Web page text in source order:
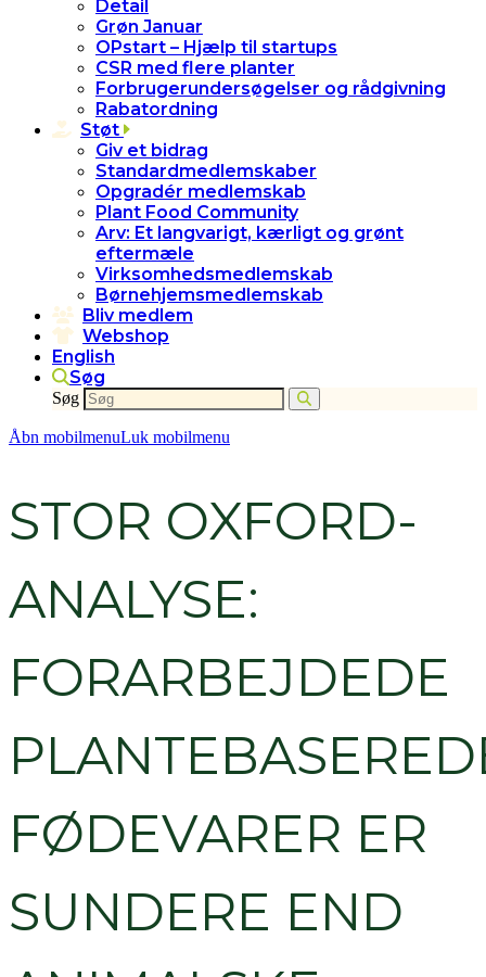
Detail
Grøn Januar
OPstart – Hjælp til startups
CSR med flere planter
Forbrugerundersøgelser og rådgivning
Rabatordning
Støt
Giv et bidrag
Standardmedlemskaber
Opgradér medlemskab
Plant Food Community
Arv: Et langvarigt, kærligt og grønt
eftermæle
Virksomhedsmedlemskab
Børnehjemsmedlemskab
Bliv medlem
Webshop
English
Søg
Søg
Åbn mobilmenuLuk mobilmenu
STOR OXFORD-
ANALYSE:
FORARBEJDEDE
FØDEVARER ER
SUNDERE END